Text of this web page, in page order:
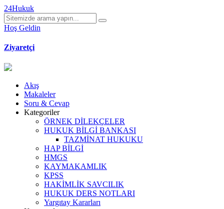
24Hukuk
Hoş Geldin
Ziyaretçi
Akış
Makaleler
Soru & Cevap
Kategoriler
ÖRNEK DİLEKÇELER
HUKUK BİLGİ BANKASI
TAZMİNAT HUKUKU
HAP BİLGİ
HMGS
KAYMAKAMLIK
KPSS
HAKİMLİK SAVCILIK
HUKUK DERS NOTLARI
Yargıtay Kararları